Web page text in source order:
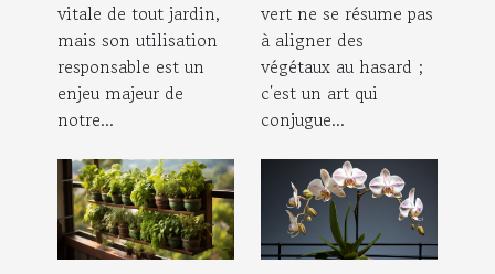
vitale de tout jardin,
mais son utilisation
responsable est un
enjeu majeur de
notre...
aux plantes
résistantes
aux herbicides
vert ne se résume pas
à aligner des
végétaux au hasard ;
c'est un art qui
conjugue...